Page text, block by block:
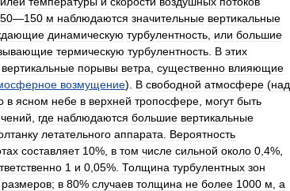
50—150 м наблюдаются значительные вертикальные
динамическую турбулентность или большие
термическую турбулентность В этих
вертикальные порывы ветра существенно влияющие
возмущение). В свободной атмосфере (над
в ясном небе в верхней тропосфере могут быть
где наблюдаются большие вертикальные
летательного аппарата
Вероятность
составляет 10%, в том числе сильной около 0 4%,
1 и 0 05%. Толщина турбулентных зон
размеров; в 80% случаев толщина не более 1000 м а